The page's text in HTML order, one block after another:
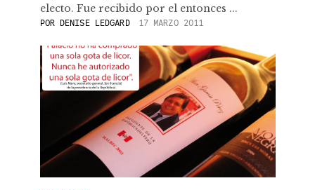
electo. Fue recibido por el entonces ...
PORDENISE LEDGARD 17 MARZO 2011